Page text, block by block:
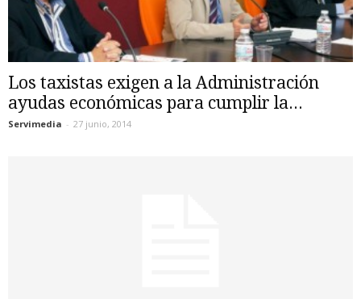
Los taxistas exigen a la Administración
ayudas económicas para cumplir la...
Servimedia - 27 junio, 2014